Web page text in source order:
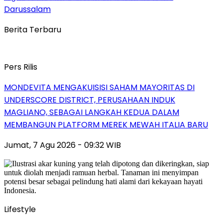
Darussalam
Berita Terbaru
Pers Rilis
MONDEVITA MENGAKUISISI SAHAM MAYORITAS DI
UNDERSCORE DISTRICT, PERUSAHAAN INDUK
MAGLIANO, SEBAGAI LANGKAH KEDUA DALAM
MEMBANGUN PLATFORM MEREK MEWAH ITALIA BARU
Jumat, 7 Agu 2026 - 09:32 WIB
Lifestyle